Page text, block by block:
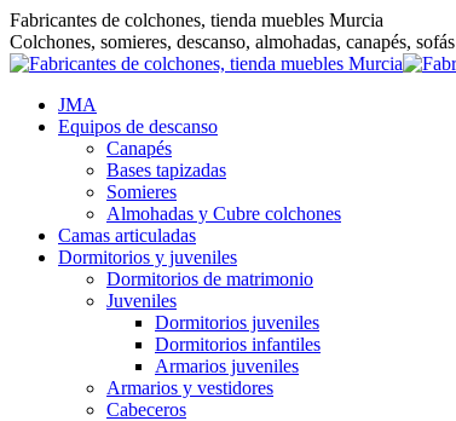
Saltar
al
contenido
Fabricantes de colchones, tienda muebles Murcia
Colchones, somieres, descanso, almohadas, canapés, sofás
JMA
Equipos de descanso
Canapés
Bases tapizadas
Somieres
Almohadas y Cubre colchones
Camas articuladas
Dormitorios y juveniles
Dormitorios de matrimonio
Juveniles
Dormitorios juveniles
Dormitorios infantiles
Armarios juveniles
Armarios y vestidores
Cabeceros